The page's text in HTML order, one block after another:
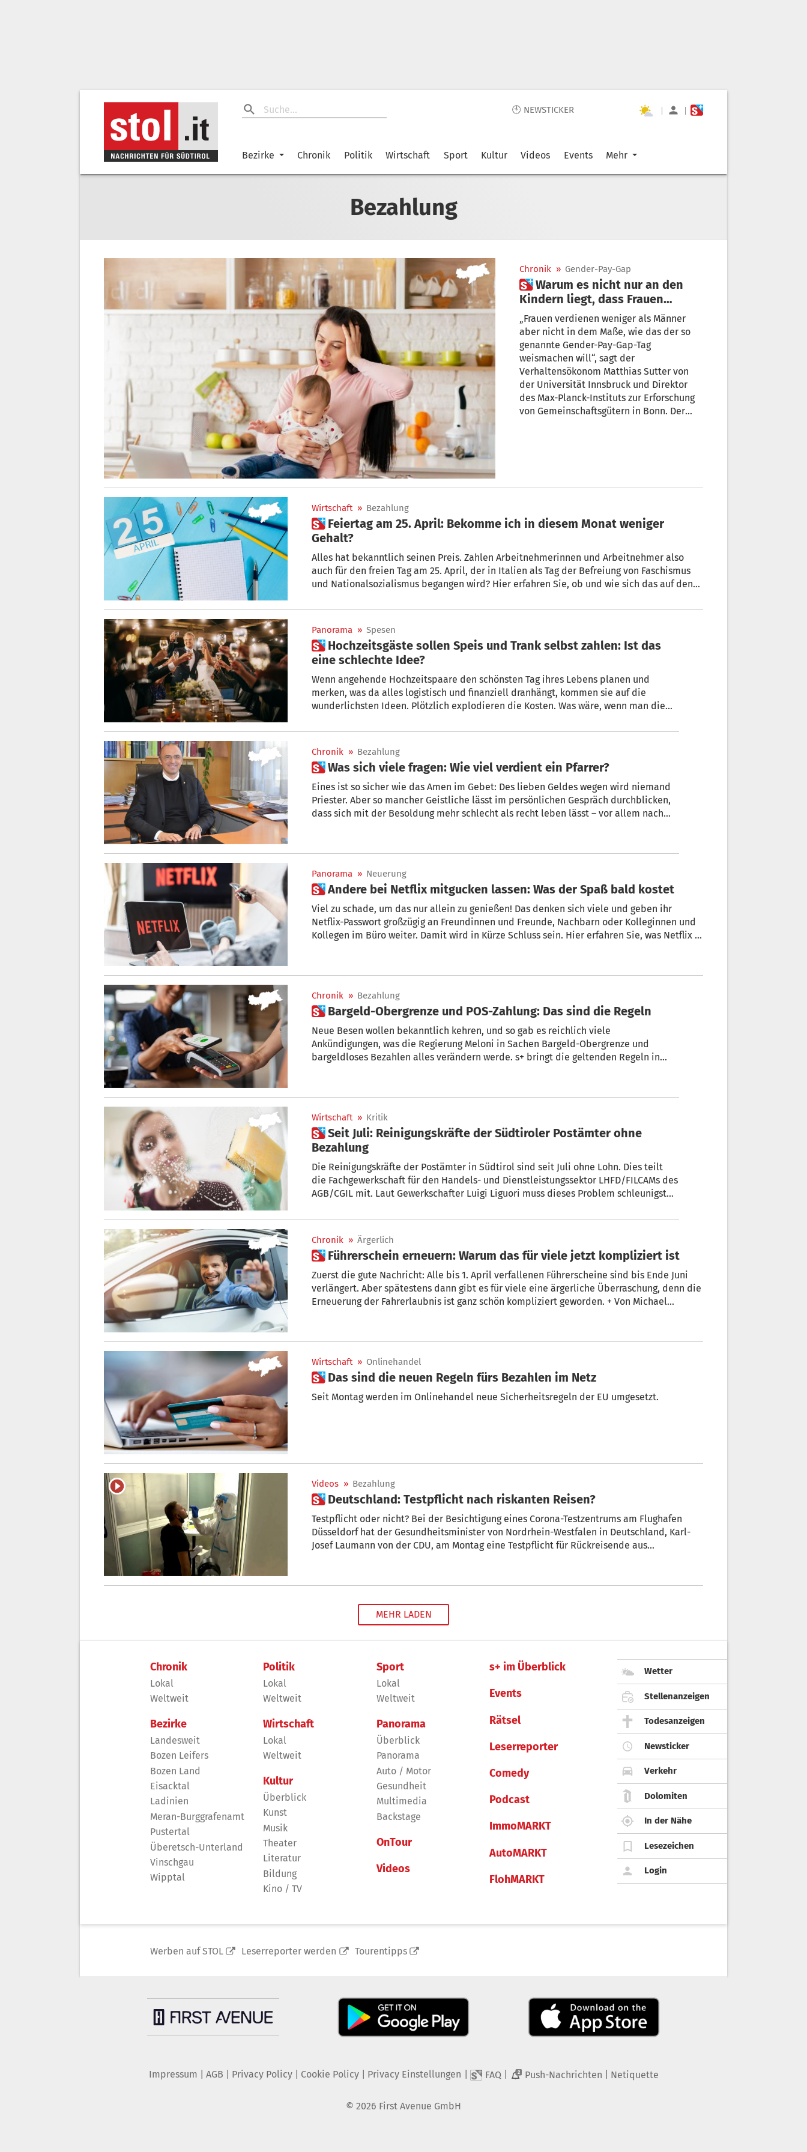
🕙 NEWSTICKER | |
Bezirke Chronik Politik Wirtschaft Sport Kultur Videos Events Mehr
Bezahlung
Chronik » Gender-Pay-Gap
 Warum es nicht nur an den
Kindern liegt, dass Frauen
weniger verdienen
„Frauen verdienen weniger als Männer
aber nicht in dem Maße, wie das der so
genannte Gender-Pay-Gap-Tag
weismachen will“, sagt der
Verhaltensökonom Matthias Sutter von
der Universität Innsbruck und Direktor
des Max-Planck-Instituts zur Erforschung
von Gemeinschaftsgütern in Bonn. Der
Anteil am Gender-Pay-Gap“, erklärt Sutter
in Lech.
Wirtschaft » Bezahlung
 Feiertag am 25. April: Bekomme ich in diesem Monat weniger
Gehalt?
Alles hat bekanntlich seinen Preis. Zahlen Arbeitnehmerinnen und Arbeitnehmer also
auch für den freien Tag am 25. April, der in Italien als Tag der Befreiung von Faschismus
und Nationalsozialismus begangen wird? Hier erfahren Sie, ob und wie sich das auf den
Panorama » Spesen
 Hochzeitsgäste sollen Speis und Trank selbst zahlen: Ist das
eine schlechte Idee?
Wenn angehende Hochzeitspaare den schönsten Tag ihres Lebens planen und
merken, was da alles logistisch und finanziell dranhängt, kommen sie auf die
wunderlichsten Ideen. Plötzlich explodieren die Kosten. Was wäre, wenn man die
Chronik » Bezahlung
 Was sich viele fragen: Wie viel verdient ein Pfarrer?
Eines ist so sicher wie das Amen im Gebet: Des lieben Geldes wegen wird niemand
Priester. Aber so mancher Geistliche lässt im persönlichen Gespräch durchblicken,
dass sich mit der Besoldung mehr schlecht als recht leben lässt – vor allem nach
ob das zu einem Leben in Würde reicht.
Panorama » Neuerung
 Andere bei Netflix mitgucken lassen: Was der Spaß bald kostet
Viel zu schade, um das nur allein zu genießen! Das denken sich viele und geben ihr
Netflix-Passwort großzügig an Freundinnen und Freunde, Nachbarn oder Kolleginnen und
Kollegen im Büro weiter. Damit wird in Kürze Schluss sein. Hier erfahren Sie, was Netflix in
Chronik » Bezahlung
 Bargeld-Obergrenze und POS-Zahlung: Das sind die Regeln
Neue Besen wollen bekanntlich kehren, und so gab es reichlich viele
Ankündigungen, was die Regierung Meloni in Sachen Bargeld-Obergrenze und
bargeldloses Bezahlen alles verändern werde. s+ bringt die geltenden Regeln in
Wirtschaft » Kritik
 Seit Juli: Reinigungskräfte der Südtiroler Postämter ohne
Bezahlung
Die Reinigungskräfte der Postämter in Südtirol sind seit Juli ohne Lohn. Dies teilt
die Fachgewerkschaft für den Handels- und Dienstleistungssektor LHFD/FILCAMs des
AGB/CGIL mit. Laut Gewerkschafter Luigi Liguori muss dieses Problem schleunigst
Arbeitnehmer“.
Chronik » Ärgerlich
 Führerschein erneuern: Warum das für viele jetzt kompliziert ist
Zuerst die gute Nachricht: Alle bis 1. April verfallenen Führerscheine sind bis Ende Juni
verlängert. Aber spätestens dann gibt es für viele eine ärgerliche Überraschung, denn die
Erneuerung der Fahrerlaubnis ist ganz schön kompliziert geworden. + Von Michael
Wirtschaft » Onlinehandel
 Das sind die neuen Regeln fürs Bezahlen im Netz
Seit Montag werden im Onlinehandel neue Sicherheitsregeln der EU umgesetzt.
Videos » Bezahlung
 Deutschland: Testpflicht nach riskanten Reisen?
Testpflicht oder nicht? Bei der Besichtigung eines Corona-Testzentrums am Flughafen
Düsseldorf hat der Gesundheitsminister von Nordrhein-Westfalen in Deutschland, Karl-
Josef Laumann von der CDU, am Montag eine Testpflicht für Rückreisende aus
die Kosten der Tests dann von den Rückreisenden selbst getragen werden sollten.
MEHR LADEN
Chronik
Lokal
Weltweit
Bezirke
Landesweit
Bozen Leifers
Bozen Land
Eisacktal
Ladinien
Meran-Burggrafenamt
Pustertal
Überetsch-Unterland
Vinschgau
Wipptal
Politik
Lokal
Weltweit
Wirtschaft
Lokal
Weltweit
Kultur
Überblick
Kunst
Musik
Theater
Literatur
Bildung
Kino / TV
Sport
Lokal
Weltweit
Panorama
Überblick
Panorama
Auto / Motor
Gesundheit
Multimedia
Backstage
OnTour
Videos
s+ im Überblick
Events
Rätsel
Leserreporter
Comedy
Podcast
ImmoMARKT
AutoMARKT
FlohMARKT
Wetter
Stellenanzeigen
Todesanzeigen
Newsticker
Verkehr
Dolomiten
In der Nähe
Lesezeichen
Login
Werben auf STOL Leserreporter werden Tourentipps
Impressum AGB Privacy Policy| Cookie Policy| Privacy Einstellungen FAQ 2 Push-Nachrichten Netiquette
© 2026 First Avenue GmbH